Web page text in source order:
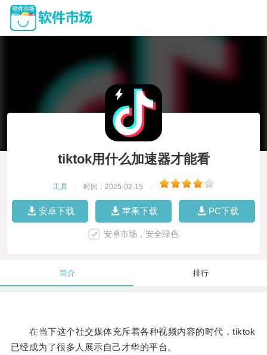
tiktok用什么加速器才能看
工具 时间：2025-02-15
安卓下载 苹果下载 PC下载
安卓市场，安全绿色
简介 排行
在当下这个社交媒体充斥着各种视频内容的时代，tiktok
已经成为了很多人展示自己才华的平台。